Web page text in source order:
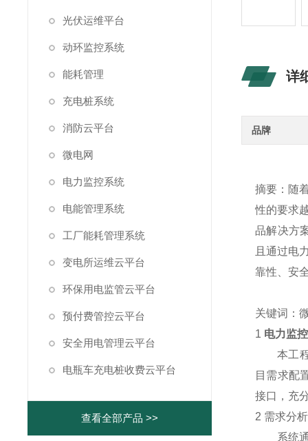
详
品牌
摘要：随
性的要求
品解决方
且通过电
靠性、安
关键词：
1 电力监
本工
目需求配
接口，充
2 需求分析
系统
光伏运维平台
动环监控系统
能耗管理
充电桩系统
消防云平台
微电网
电力监控系统
电能管理系统
工厂能耗管理系统
变电所运维云平台
环保用电监管云平台
预付费管控云平台
安全用电管理云平台
电瓶车充电桩收费云平台
查看全部产品 >>